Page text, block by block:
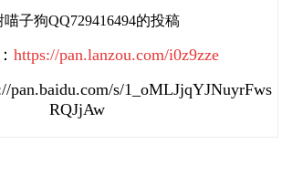
喵子狗QQ729416494的投稿
https://pan.lanzou.com/i0z9zze
pan.baidu.com/s/1_oMLJjqYJNuyrFws
RQJjAw